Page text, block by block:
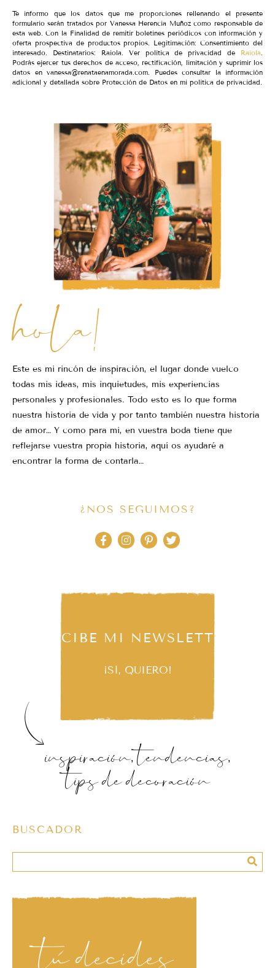
Te informo que los datos que me proporciones rellenando el presente
formulario serán tratados por Vanessa Herencia Muñoz como responsable de
esta web. Con la Finalidad de remitir boletines periódicos con información y
oferta prospectiva de productos propios. Legitimación: Consentimiento del
interesado. Destinatarios: Raiola. Ver política de privacidad de Raiola.
Podrás ejercer tus derechos de acceso, rectificación, limitación y suprimir los
datos en vanessa@renataenamorada.com. Puedes consultar la información
adicional y detallada sobre Protección de Datos en mi política de privacidad.
hola!
Este es mi rincón de inspiración, el lugar donde vuelco
todas mis ideas, mis inquietudes, mis experiencias
personales y profesionales. Todo esto es lo que forma
nuestra historia de vida y por tanto también nuestra historia
de amor… Y como para mi, en vuestra boda tiene que
reflejarse vuestra propia historia, aquí os ayudaré a
encontrar la forma de contarla…
¿NOS SEGUIMOS?
RECIBE MI NEWSLETTER
¡SÍ, QUIERO!
inspiración, tendencias,
tips de decoración
BUSCADOR